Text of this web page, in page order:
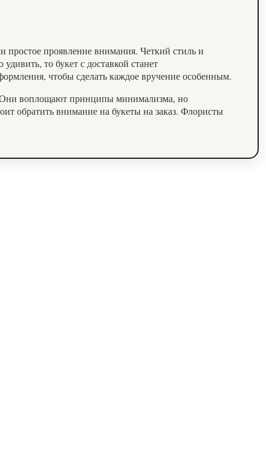
простое проявление внимания. Четкий стиль и
то букет с доставкой станет
чтобы сделать каждое вручение особенным.
Они воплощают принципы минимализма, но
обратить внимание на букеты на заказ. Флористы